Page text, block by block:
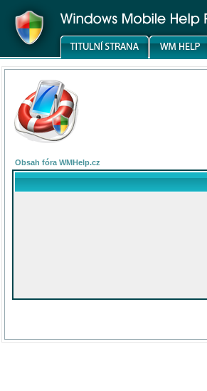
Obsah fóra WMHelp.cz